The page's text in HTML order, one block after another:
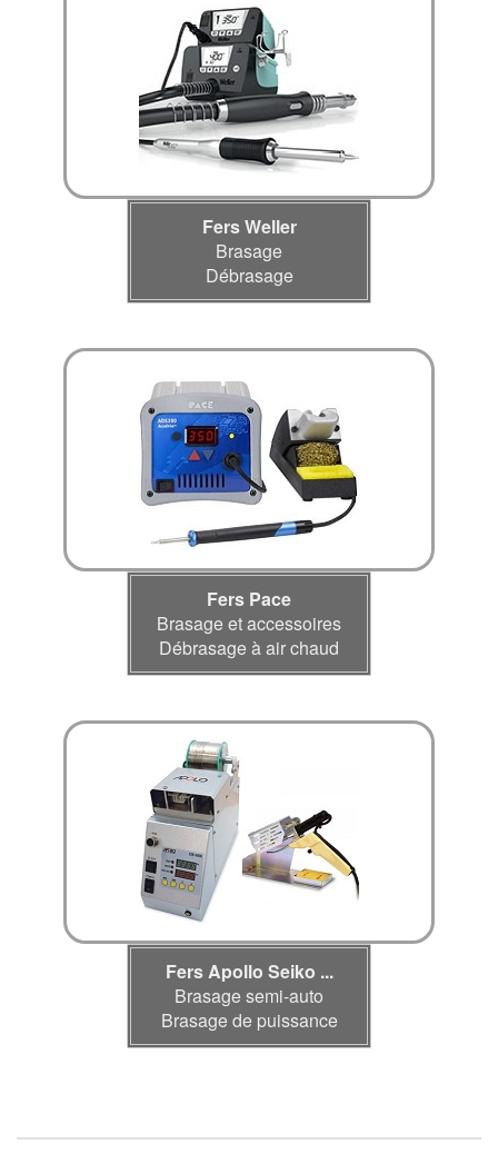
Fers Weller
Brasage
Débrasage
Fers Pace
Brasage et accessoires
Débrasage à air chaud
Fers Apollo Seiko ...
Brasage semi-auto
Brasage de puissance